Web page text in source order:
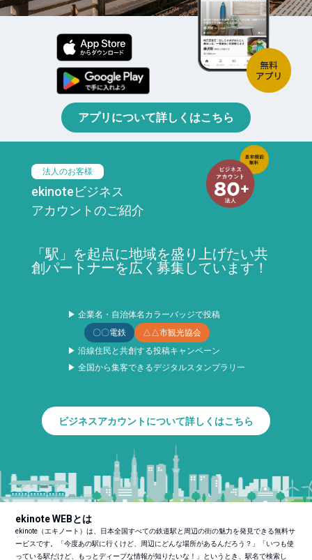
アプリについて詳しくはこちら
法人のお客様
ekinoteビジネス
アカウントのご紹介
「駅」を起点に地域を盛り上げたい共
創パートナーを広く募集しています！
▶ 企業名・自治体名カラーバッジで投稿
〇〇電鉄
△△市観光協会
▶ 沿線住民と共創する投稿キャンペーン
▶ 全国から集客できるデジタルスタンプラリー
ビジネスアカウントについて詳しくはこちら
ekinote WEBとは
ekinote（エキノート）は、日本全国すべての鉄道駅と周辺の街の魅力を発見できる無料サ
ービスです。「今度あの駅に行くけど、周辺にどんな場所があるんだろう？」「いつも使
っている駅だけど、もっとディープな情報が知りたいな！」というとき、駅名で検索し